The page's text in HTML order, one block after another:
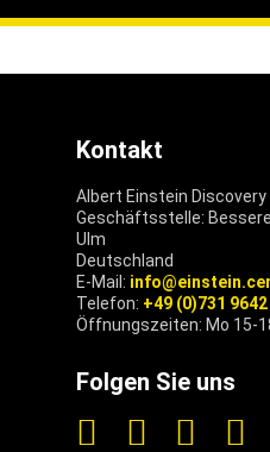
Kontakt
Albert Einstein Discovery
Geschäftsstelle:
Ulm
Deutschland
E-Mail:
Telefon: +49 (0)731 9642
Öffnungszeiten: Mo 15-
Folgen Sie uns